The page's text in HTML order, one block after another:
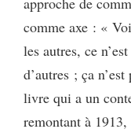
comme axe : «
les autres, ce
d’autres ; ça
livre qui a un
remontant à